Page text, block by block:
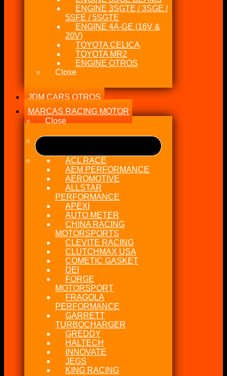
ENGINE 3SGTE / 3SGE /
5SFE / 5SGTE
ENGINE 4A-GE (16V &
20V)
TOYOTA CELICA
TOYOTA MR2
ENGINE OTROS
Close
JDM CARS OTROS
MARCAS RACING MOTOR
Close
ACL RACE
AEM PERFORMANCE
AEROMOTIVE
ALLSTAR
PERFORMANCE
APEXI
AUTO METER
CHINA RACING
MOTORSPORTS
CLEVITE RACING
CLUTCHMAX USA
COMETIC GASKET
DEI
FORGE
MOTORSPORT
FRAGOLA
PERFORMANCE
GARRETT
TURBOCHARGER
GREDDY
HALTECH
INNOVATE
JEGS
KING RACING